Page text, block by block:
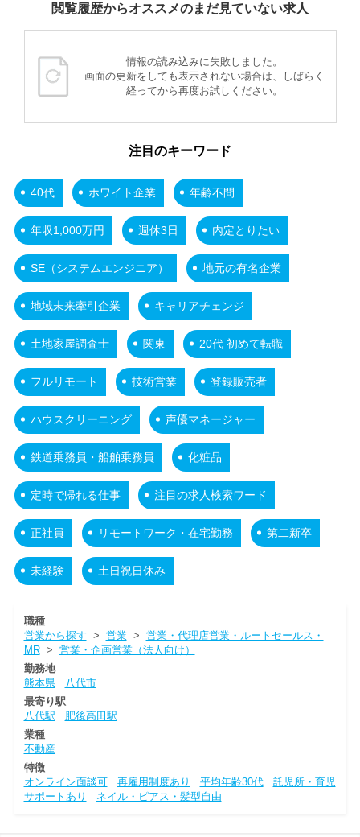
閲覧履歴からオススメのまだ見ていない求人
情報の読み込みに失敗しました。
画面の更新をしても表示されない場合は、しばらく
経ってから再度お試しください。
注目のキーワード
40代 ホワイト企業 年齢不問
年収1,000万円 週休3日 内定とりたい
SE（システムエンジニア） 地元の有名企業
地域未来牽引企業 キャリアチェンジ
土地家屋調査士 関東 20代 初めて転職
フルリモート 技術営業 登録販売者
ハウスクリーニング 声優マネージャー
鉄道乗務員・船舶乗務員 化粧品
定時で帰れる仕事 注目の求人検索ワード
正社員 リモートワーク・在宅勤務 第二新卒
未経験 土日祝日休み
職種
営業から探す > 営業> 営業・代理店営業・ルートセールス・
MR> 営業・企画営業（法人向け）
勤務地
熊本県
八代市
最寄り駅
八代駅
肥後高田駅
業種
不動産
特徴
オンライン面談可
再雇用制度あり 平均年齢30代
託児所・育児
サポートあり
ネイル・ピアス・髪型自由